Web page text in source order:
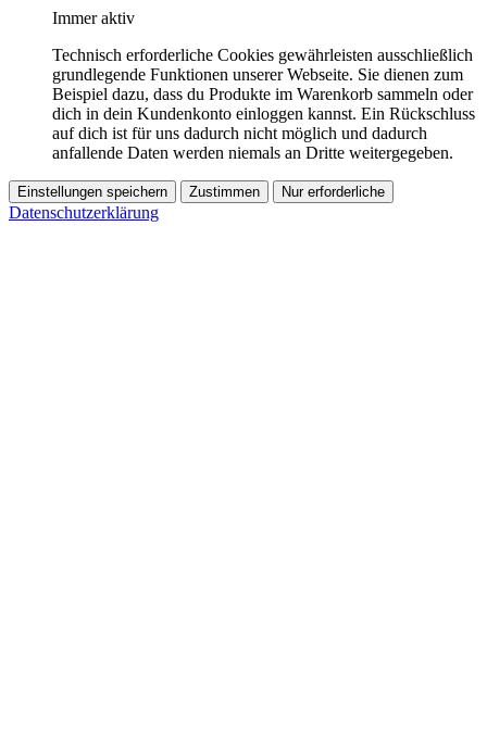
Immer aktiv
Technisch erforderliche Cookies gewährleisten ausschließlich
grundlegende Funktionen unserer Webseite. Sie dienen zum
Beispiel dazu, dass du Produkte im Warenkorb sammeln oder
dich in dein Kundenkonto einloggen kannst. Ein Rückschluss
auf dich ist für uns dadurch nicht möglich und dadurch
anfallende Daten werden niemals an Dritte weitergegeben.
Einstellungen speichern Zustimmen Nur erforderliche
Datenschutzerklärung